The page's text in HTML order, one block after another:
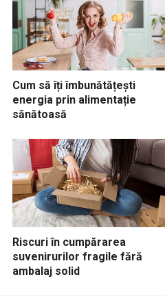
Cum să îți îmbunătățești
energia prin alimentație
sănătoasă
Riscuri în cumpărarea
suvenirurilor fragile fără
ambalaj solid